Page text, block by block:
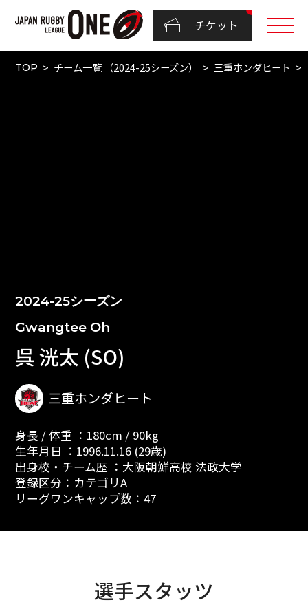
チケット
TOP チーム一覧 （2024-25シーズン） 三重ホンダヒート
2024-25シーズン
Gwangtee Oh
呉 洸太 (SO)
三重ホンダヒート
身長 / 体重 ：180cm / 90kg
生年月日 ：1996.11.16 (29歳)
出身校・チーム歴 ：大阪朝鮮高校 法政大学
登録区分：カテゴリA
リーグワンキャップ数：47
選手スタッツ